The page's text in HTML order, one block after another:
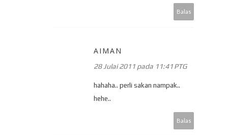
Balas
AIMAN
28 Julai 2011 pada 11:41 PTG
hahaha.. perli sakan nampak..
hehe..
Balas